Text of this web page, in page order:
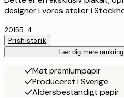
designer i vores atelier i
20155-4
Prishistorik
Lær dig mere
Mat premiumpapir
Produceret i Sverige
Aldersbestandigt papir